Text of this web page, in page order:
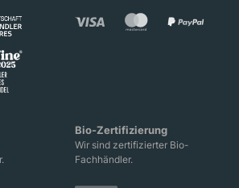
Bio-Zertifizierung
Wir sind zertifizierter Bio-
Fachhändler.